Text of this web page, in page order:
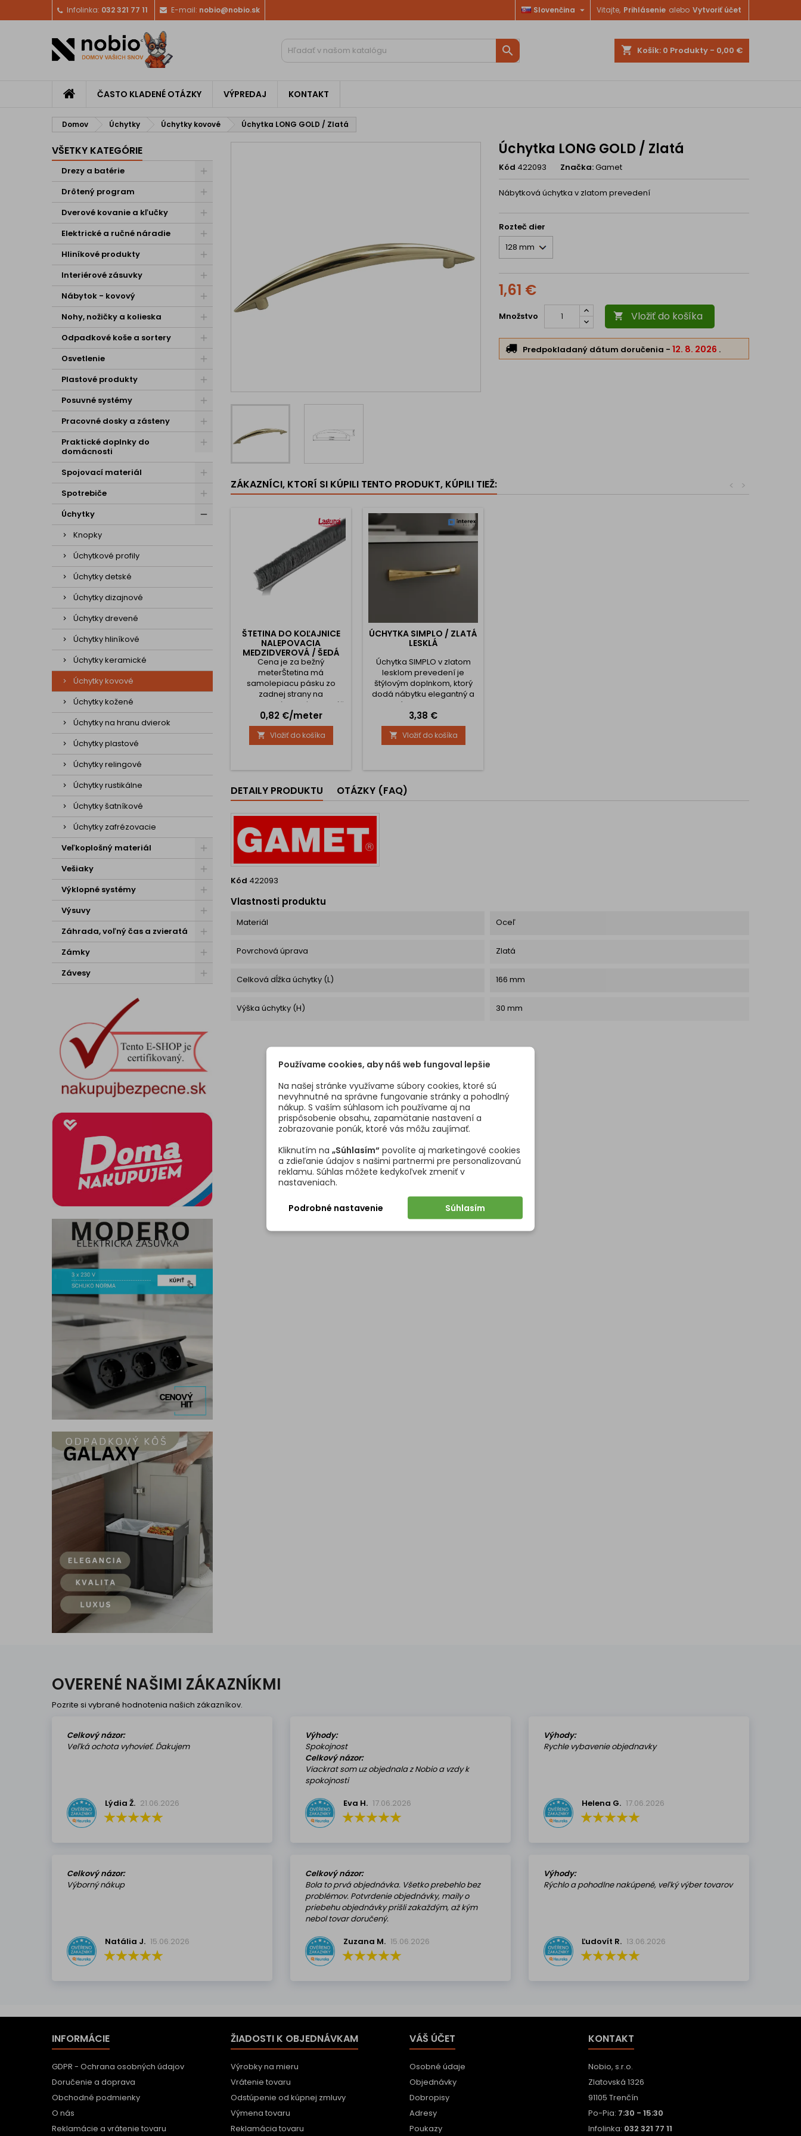
Infolinka: 032 321 77 11 E-mail: nobio@nobio.sk Vitajte, Prihlásenie alebo Vytvoriť účet
Slovenčina 
shopping_cart Košík: 0 Produkty - 0,00 €

ČASTO KLADENÉ OTÁZKY VÝPREDAJ KONTAKT
Domov Úchytky Úchytky kovové Úchytka LONG GOLD / Zlatá
VŠETKY KATEGÓRIE
Drezy a batérie
Drôtený program
Dverové kovanie a kľučky
Elektrické a ručné náradie
Hliníkové produkty
Interiérové zásuvky
Nábytok - kovový
Nohy, nožičky a kolieska
Odpadkové koše a sortery
Osvetlenie
Plastové produkty
Posuvné systémy
Pracovné dosky a zásteny
Praktické doplnky do
domácnosti
Spojovací materiál
Spotrebiče
Úchytky
Knopky
Úchytkové profily
Úchytky detské
Úchytky dizajnové
Úchytky drevené
Úchytky hliníkové
Úchytky keramické
Úchytky kovové
Úchytky kožené
Úchytky na hranu dvierok
Úchytky plastové
Úchytky relingové
Úchytky rustikálne
Úchytky šatníkové
Úchytky zafrézovacie
Veľkoplošný materiál
Vešiaky
Výklopné systémy
Výsuvy
Záhrada, voľný čas a zvieratá
Zámky
Závesy
Úchytka LONG GOLD / Zlatá
Kód 422093 Značka:Gamet
Nábytková úchytka v zlatom prevedení
Rozteč dier
1,61 €
Množstvo  Vložiť do košíka
Predpokladaný dátum doručenia - 12. 8. 2026 .
ZÁKAZNÍCI, KTORÍ SI KÚPILI TENTO PRODUKT, KÚPILI TIEŽ: >
<
ŠTETINA DO KOĽAJNICE
NALEPOVACIA
MEDZIDVEROVÁ / ŠEDÁ
Cena je za bežný
meterŠtetina má
samolepiacu pásku zo
zadnej strany na
jednoduchú aplikáciu a slúži
na madlá kde sa štetina
nalepuje.Štetina je určená
medzi dve posúvne dvere a
aplikuje sa na zadnú stranu
Cena
0,82 €/meter
 Vložiť do košíka
ÚCHYTKA SIMPLO / ZLATÁ
LESKLÁ
Úchytka SIMPLO v zlatom
lesklom prevedení je
štýlovým doplnkom, ktorý
dodá nábytku elegantný a
exkluzívny charakter. Jej
jemne prehnutý tvar pôsobí
príjemne a decentne, zatiaľ
čo lesklý zlatý povrch
pridáva výraznú prémiovosť
interiérov, ktoré chcú zaujať
Vlastnosti a výhody: Lesklá
zlatá povrchová úprava...
Cena
3,38 €
 Vložiť do košíka
DETAILY PRODUKTU OTÁZKY (FAQ)
Kód 422093
Vlastnosti produktu
Materiál Oceľ
Povrchová úprava Zlatá
Celková dĺžka úchytky (L) 166 mm
Výška úchytky (H) 30 mm
OVERENÉ NAŠIMI ZÁKAZNÍKMI
Pozrite si vybrané hodnotenia našich zákazníkov.
Celkový názor:
Veľká ochota vyhovieť. Ďakujem
Lýdia Ž. 21.06.2026
Výhody:
Spokojnost
Celkový názor:
Viackrat som uz objednala z Nobio a vzdy k
spokojnosti
Eva H. 17.06.2026
Výhody:
Rychle vybavenie objednavky
Helena G. 17.06.2026
Celkový názor:
Výborný nákup
Natália J. 15.06.2026
Celkový názor:
Bola to prvá objednávka. Všetko prebehlo bez
problémov. Potvrdenie objednávky, maily o
priebehu objednávky prišli zakaždým, až kým
nebol tovar doručený.
Zuzana M. 15.06.2026
Výhody:
Rýchlo a pohodlne nakúpené, veľký výber tovarov
Ľudovít R. 13.06.2026
INFORMÁCIE
GDPR - Ochrana osobných údajov
Doručenie a doprava
Obchodné podmienky
O nás
Reklamácie a vrátenie tovaru
ŽIADOSTI K OBJEDNÁVKAM
Výrobky na mieru
Vrátenie tovaru
Odstúpenie od kúpnej zmluvy
Výmena tovaru
Reklamácia tovaru
VÁŠ ÚČET
Osobné údaje
Objednávky
Dobropisy
Adresy
Poukazy
KONTAKT
Nobio, s.r.o.
Zlatovská 1326
91105 Trenčín
Po-Pia: 7:30 - 15:30
Infolinka: 032 321 77 11
Používame cookies, aby náš web fungoval lepšie
Na našej stránke využívame súbory cookies, ktoré sú
nevyhnutné na správne fungovanie stránky a pohodlný
nákup. S vaším súhlasom ich používame aj na
prispôsobenie obsahu, zapamätanie nastavení a
zobrazovanie ponúk, ktoré vás môžu zaujímať.
Kliknutím na „Súhlasím“ povolíte aj marketingové cookies
a zdieľanie údajov s našimi partnermi pre personalizovanú
reklamu. Súhlas môžete kedykoľvek zmeniť v
nastaveniach.
Podrobné nastavenie Súhlasím